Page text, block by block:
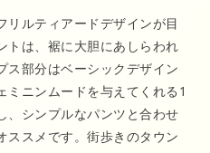
リルティアードデザインが目
トは、裾に大胆にあしらわれ
ス部分はベーシックデザイン
ミニンムードを与えてくれる1
、シンプルなパンツと合わせ
ススメです。街歩きのタウン